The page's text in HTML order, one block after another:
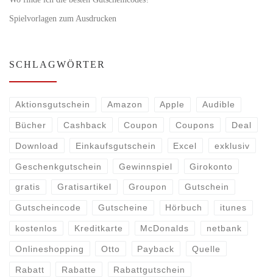
Spielvorlagen zum Ausdrucken
SCHLAGWÖRTER
Aktionsgutschein Amazon Apple Audible
Bücher Cashback Coupon Coupons Deal
Download Einkaufsgutschein Excel exklusiv
Geschenkgutschein Gewinnspiel Girokonto
gratis Gratisartikel Groupon Gutschein
Gutscheincode Gutscheine Hörbuch itunes
kostenlos Kreditkarte McDonalds netbank
Onlineshopping Otto Payback Quelle
Rabatt Rabatte Rabattgutschein